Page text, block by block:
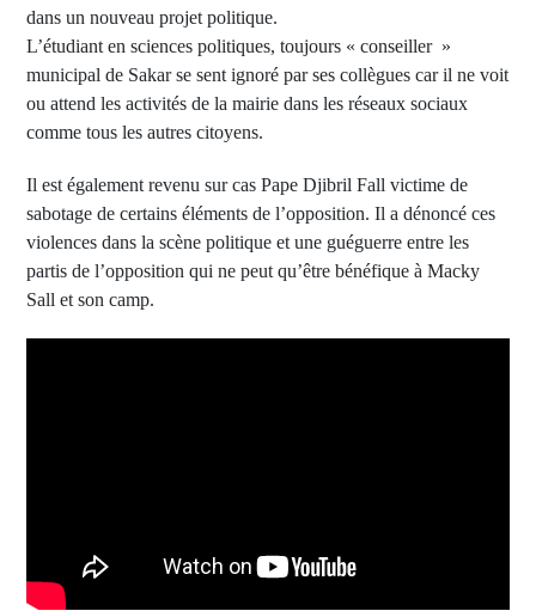
dans un nouveau projet politique.
L’étudiant en sciences politiques, toujours « conseiller »
municipal de Sakar se sent ignoré par ses collègues car il ne voit
ou attend les activités de la mairie dans les réseaux sociaux
comme tous les autres citoyens.
Il est également revenu sur cas Pape Djibril Fall victime de
sabotage de certains éléments de l’opposition. Il a dénoncé ces
violences dans la scène politique et une guéguerre entre les
partis de l’opposition qui ne peut qu’être bénéfique à Macky
Sall et son camp.